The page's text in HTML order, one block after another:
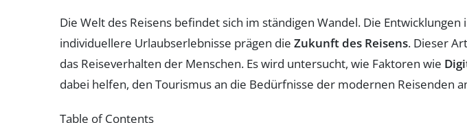
Die Welt des Reisens befindet sich im ständigen Wandel. Die
individuellere Urlaubserlebnisse prägen die Zukunft des Reisens. Dieser
das Reiseverhalten der Menschen. Es wird untersucht, wie Faktoren wie
dabei helfen, den Tourismus an die Bedürfnisse der modernen Reisenden
Table of Contents